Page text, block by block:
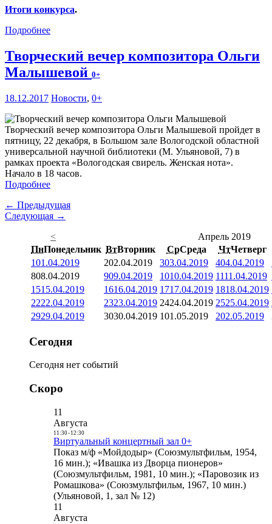
Итоги конкурса.
Подробнее
Творческий вечер композитора Ольги
Малышевой 0+
18.12.2017 Новости, 0+
Творческий вечер композитора Ольги Малышевой пройдет в
пятницу, 22 декабря, в Большом зале Вологодской областной
универсальной научной библиотеки (М. Ульяновой, 7) в
рамках проекта «Вологодская свирель. Женская нота».
Начало в 18 часов.
Подробнее
← Предыдущая
Следующая →
<
Апрель 2019
ПнПонедельник ВтВторник СрСреда ЧтЧетверг
101.04.2019 202.04.2019 303.04.2019 404.04.2019
808.04.2019 909.04.2019 1010.04.2019 1111.04.2019
1515.04.2019 1616.04.2019 1717.04.2019 1818.04.2019
2222.04.2019 2323.04.2019 2424.04.2019 2525.04.2019
2929.04.2019 3030.04.2019 101.05.2019 202.05.2019
Сегодня
Сегодня нет событий
Скоро
11
Августа
11:30- 12:30
Виртуальный концертный зал 0+
Показ м/ф «Мойдодыр» (Союзмультфильм, 1954,
16 мин.); «Ивашка из Дворца пионеров»
(Союзмультфильм, 1981, 10 мин.); «Паровозик из
Ромашкова» (Союзмультфильм, 1967, 10 мин.)
(Ульяновой, 1, зал № 12)
11
Августа